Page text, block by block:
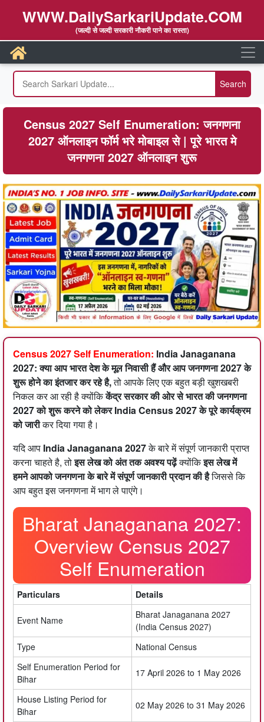
WWW.DailySarkariUpdate.COM
(जल्दी से जल्दी सरकारी नौकरी पाने का रास्ता)
Census 2027 Self Enumeration: जनगणना
2027 ऑनलाइन फॉर्म भरे मोबाइल से | पूरे भारत मे
जनगणना 2027 ऑनलाइन शुरू
Census 2027 Self Enumeration: India Janaganana
2027: क्या आप भारत देश के मूल निवासी हैं और आप जनगणना 2027 के
शुरू होने का इंतजार कर रहे है,तो आपके लिए एक बहुत बड़ी खुशखबरी
निकल कर आ रही है क्योंकिकेंद्र सरकार की ओर से भारत की जनगणना
2027 को शुरू करने को लेकर India Census 2027 के पूरे कार्यक्रम
को जारीकर दिया गया है।
यदि आप India Janaganana 2027के बारे में संपूर्ण जानकारी प्राप्त
करना चाहते है, तोइस लेख को अंत तक अवश्य पढ़ेंक्योंकिइस लेख में
हमने आपको जनगणना के बारे में संपूर्ण जानकारी प्रदान की हैजिससे कि
आप बहुत इस जनगणना में भाग ले पाएंगे।
Bharat Janaganana 2027:
Overview Census 2027
Self Enumeration
Particulars Details
Event Name
Bharat Janaganana 2027
(India Census 2027)
Type
National Census
Self Enumeration Period for
Bihar
17 April 2026 to 1 May 2026
House Listing Period for
Bihar
02 May 2026 to 31 May 2026